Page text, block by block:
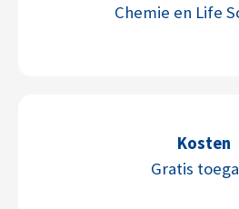
Chemie en Life
Kosten
Gratis